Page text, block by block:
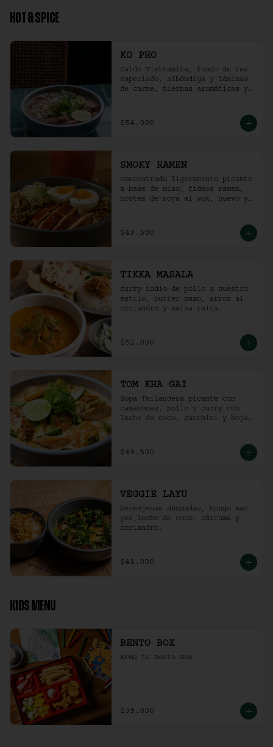
HOT & SPICE
KO PHO
Caldo Vietnamita, fondo de res
especiado, albóndiga y láminas
de carne, hierbas aromáticas y
$54.000
SMOKY RAMEN
Concentrado ligeramente picante
a base de miso, fideos ramen,
brotes de soya al wok, huevo y
$49.500
TIKKA MASALA
curry indio de pollo a nuestro
estilo, butter naan, arroz al
coriandro y salsa raita.
$52.000
TOM KHA GAI
Sopa Tailandesa picante con
camarones, pollo y curry con
leche de coco, zucchini y hojas
$49.500
VEGGIE LAYU
berenjenas ahumadas, hongo wan
yee,leche de coco, cúrcuma y
coriandro.
$41.000
KIDS MENU
BENTO BOX
Arma tu Bento Box.
$39.000